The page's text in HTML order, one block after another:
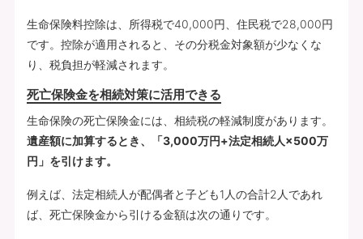
生命保険料控除は、所得税で40,000円、住民税で28,000円
です。控除が適用されると、その分税金対象額が少なくな
り、税負担が軽減されます。
死亡保険金を相続対策に活用できる
生命保険の死亡保険金には、相続税の軽減制度があります。
遺産額に加算するとき、「3,000万円+法定相続人×500万
円」を引けます。
例えば、法定相続人が配偶者と子ども1人の合計2人であれ
ば、死亡保険金から引ける金額は次の通りです。